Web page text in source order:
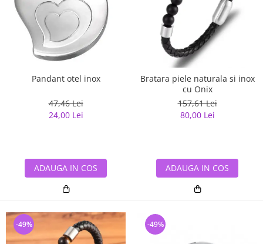
Pandant otel inox
47,46 Lei
24,00 Lei
ADAUGA IN COS
Bratara piele naturala si inox
cu Onix
157,61 Lei
80,00 Lei
ADAUGA IN COS
-49% -49%